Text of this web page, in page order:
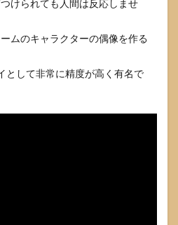
けられても人間は反応しませ
ムのキャラクターの偶像を作る
として非常に精度が高く有名で